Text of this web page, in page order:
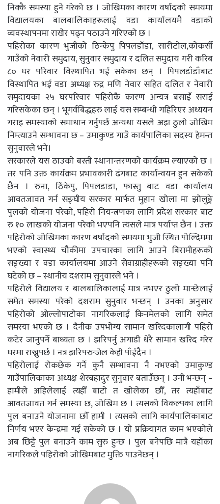
निक्कै समस्या हुने गरेको छ । जोखिमका कारण वर्षादको समयमा
विद्यालयका बालबालिकाहरूलाई वडा कार्यालयमै वडाको
व्यवस्थापनमा राखेर पढ्न पठाउने गरिएको छ ।
पहिरोका कारण भुजीको ठिन्केपु पिपलडाँडा, सारीटोल,कोकर्सी
गाउँको नेवारी समुदाय, सुनुवार समुदाय र दलित समुदाय गरी करिब
८० घर परिवार विस्थापित भई सकेका छन् । पिपलडाँडाँबाट
विस्थापित भई वडा अध्यक्ष रुद्र मणि नेवार सहित दलित र नेवारी
समुदायका २५ घरपरिवार पहिरोकै कारण अन्यत्र बसाइँ सराई
गरिसकेका छन् । भूगर्वबिद्धहरु लाई यस सम्बन्धी गहिरिएर अध्ययन
गराइ समस्याको समाधान गर्नुपर्छ अन्यथा यसले अझ ठुलो जोखिम
निम्त्याउने सम्भावना छ – उमाकुण्ड गाउँ कार्यपालिका सदस्य हेमन्त
सुनुवारले भने।
सरकारले यस ठाउको बस्ती स्थानान्तरणको कार्यक्रम ल्याएको छ ।
तर पनि उक्त कार्यक्रम प्रभावकारी ढंगबाट कार्यान्वयन हुन सकेको
छैन । रुना, ठिंकेपु, पिपलडाडा, फास्तु बाट वडा कार्यालय
आवतजावत गर्न सङ्घीय सरकार मार्फत मुहान खोला मा झोलुङ्गे
पुलको योजना परेको, पहिरो नियन्त्रणका लागि प्रदेश सरकार बाट
रु १० लाखको योजना परेको भएपनि त्यसले मात्र पर्याप्त छैन । उक्त
पहिरोको जोखिमका कारण बर्षादको समयमा भुजी स्थित पोल्दिममा
भएको स्वास्थ्य चौकीमा उपचारका लागि आउने बिरामीहरूको
सङ्ख्या र वडा कार्यालयमा आउने सेवाग्राहीहरूको सङ्ख्या पनि
घटेको छ – स्थानीय दशराम सुनुवारले भने ।
पहिरोले विद्यालय र बालबालिकालाई मात्र नभएर ठुलो मान्छेलाई
समेत समस्या परेको दशराम सुनुवार भन्छन् । उनका अनुसार
पहिरोको ओल्लोपाटोका नागरिकलाई किनमेलको लागि समेत
समस्या भएको छ । दैनीक उपभोग्य सामान खरिदकालागी पहिरो
कटेर जानुपर्ने बाध्यता छ । झरिपर्नु अगाडी धेरै सामान खरिद गरेर
घरमा राख्नुपर्छ । नत्र झरिपरुन्जेल केही पाँईदैन ।
पहिरोलाई रोकछेक गर्ने कुनै सम्भावना नै नभएको उमाकुण्ड
गाउँपालिकाका अध्यक्ष शेरबहादुर सुनुवार बताउँछन् । उनी भन्छन् –
हामीले अहिलेलाई त्यहीँ बाटो त खोलेका छौँ, तर त्यहाँबाट
आवतजावत गर्न समस्या छ, जोखिम छ । त्यसको विकल्पका लागि
पुल बनाउने योजनामा छौँ हामी । त्यसको लागि कार्यपालिकाबाट
निर्णय भएर केन्द्रमा गई सकेको छ । यो प्रक्रियागत काम भएकोले
अब छिट्टै पुल बनाउने काम सुरु हुन्छ । पुल बनेपछि मात्रै यहाँका
नागरिकले पहिरोको जोखिमबाट मुक्ति पाउनेछन् ।